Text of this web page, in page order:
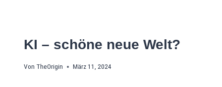
KI – schöne neue Welt?
Von TheOrigin März 11, 2024